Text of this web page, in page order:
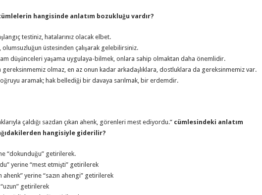
hangisinde anlatım bozukluğu vardır?
testiniz, hatalarınız olacak elbet.
olumsuzluğun üstesinden çalışarak gelebilirsiniz.
düşünceleri yaşama uygulaya-bilmek, onlara sahip olmaktan daha önemlidir.
gereksinmemiz olmaz, en az onun kadar arkadaşlıklara, dostluklara da gereksinmemiz var.
aramak; hak bellediği bir davaya sarılmak, bir erdemdir.
çaldığı sazdan çıkan ahenk, görenleri mest ediyordu.” cümlesindeki anlatım
hangisiyle giderilir?
“dokunduğu” getirilerek.
yerine “mest etmişti” getirilerek
ahenk” yerine “sazın ahengi” getirilerek
getirilerek